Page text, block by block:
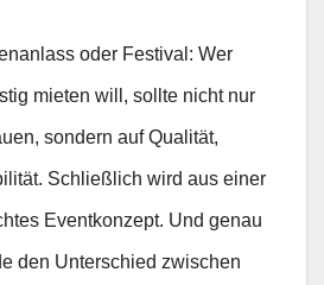
oder Festival: Wer
mieten will, sollte nicht nur
sondern auf Qualität,
Schließlich wird aus einer
Eventkonzept. Und genau
den Unterschied zwischen